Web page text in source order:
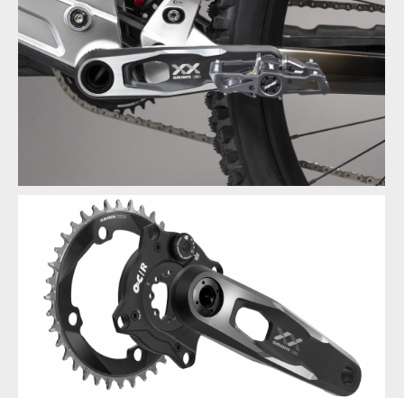
Novinka: Sram XX DH Transmission - Eagle pro sjezdaře
Novinka: Sram XX DH Transmission - Eagle pro sjezdaře
Novinka: Sram XX DH Transmission - Eagle pro sjezdaře